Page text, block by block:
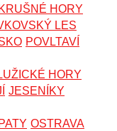
KRUŠNÉ HORY
LES
POVLTAVÍ
HORY
JESENÍKY
OSTRAVA